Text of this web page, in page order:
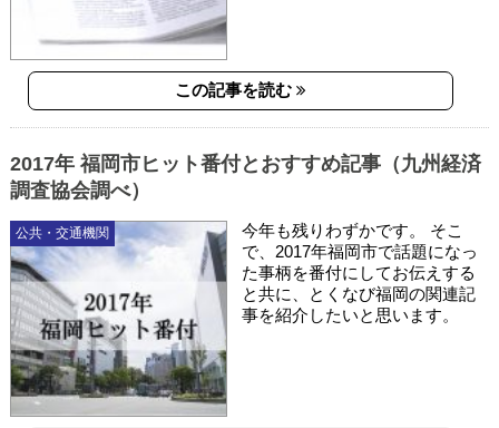
この記事を読む
公共・交通機関
2017年 福岡市ヒット番付とおすすめ記事（九州経済
調査協会調べ）
今年も残りわずかです。 そこ
で、2017年福岡市で話題になっ
た事柄を番付にしてお伝えする
と共に、とくなび福岡の関連記
事を紹介したいと思います。